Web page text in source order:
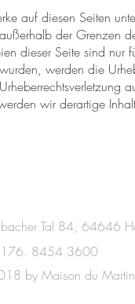
auf diesen Seiten
der Grenzen
dieser Seite sind
werden die
wir derartige
Tal 84, 64646
8454 3600
by Maison du